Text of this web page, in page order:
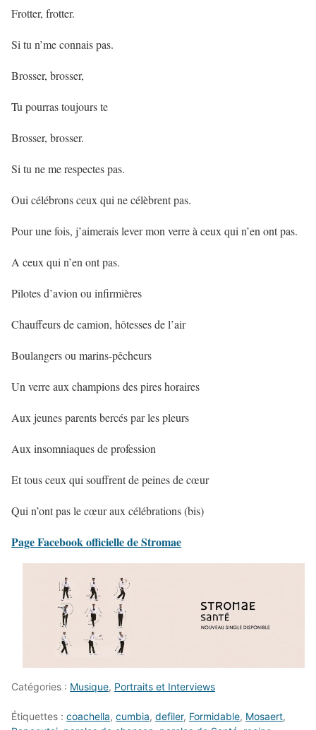
Frotter, frotter.
Si tu n’me connais pas.
Brosser, brosser,
Tu pourras toujours te
Brosser, brosser.
Si tu ne me respectes pas.
Oui célébrons ceux qui ne célèbrent pas.
Pour une fois, j’aimerais lever mon verre à ceux qui n’en ont pas.
A ceux qui n’en ont pas.
Pilotes d’avion ou infirmières
Chauffeurs de camion, hôtesses de l’air
Boulangers ou marins-pêcheurs
Un verre aux champions des pires horaires
Aux jeunes parents bercés par les pleurs
Aux insomniaques de profession
Et tous ceux qui souffrent de peines de cœur
Qui n’ont pas le cœur aux célébrations (bis)
Page Facebook officielle de Stromae
Catégories : Musique, Portraits et Interviews
Étiquettes : coachella, cumbia, defiler, Formidable, Mosaert,